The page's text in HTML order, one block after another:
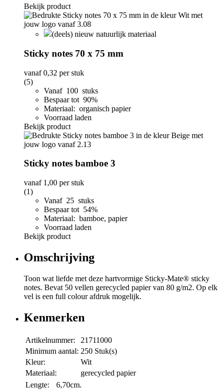
Bekijk product
(deels) nieuw natuurlijk materiaal
Sticky notes 70 x 75 mm
vanaf0,32 per stuk
(5)
Vanaf 100 stuks
Bespaar tot 90%
Materiaal: organisch papier
Voorraad laden
Bekijk product
Sticky notes bamboe 3
vanaf 1,00 per stuk
(1)
Vanaf 25 stuks
Bespaar tot 54%
Materiaal: bamboe, papier
Voorraad laden
Bekijk product
Omschrijving
Toon wat liefde met deze hartvormige Sticky-Mate® sticky
notes. Bevat 50 vellen gerecycled papier van 80 g/m2. Op elk
vel is een full colour afdruk mogelijk.
Kenmerken
Artikelnummer:
21711000
Minimum aantal: 250 Stuk(s)
Kleur:
Wit
Materiaal:
gerecycled papier
Lengte:
6,70cm.